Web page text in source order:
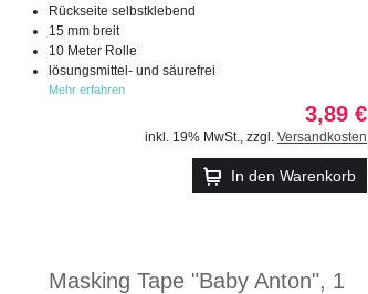
Rückseite selbstklebend
15 mm breit
10 Meter Rolle
lösungsmittel- und säurefrei
Mehr erfahren
3,89 €
inkl. 19% MwSt., zzgl. Versandkosten
In den Warenkorb
Masking Tape "Baby Anton", 1